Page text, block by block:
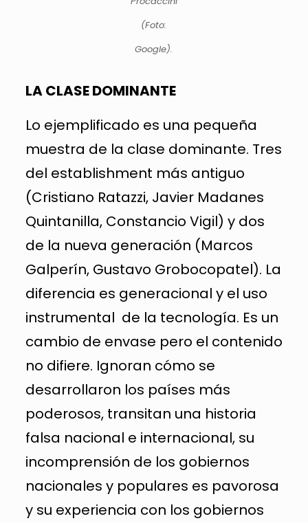
(Foto:
Google).
LA CLASE DOMINANTE
Lo ejemplificado es una pequeña
muestra de la clase dominante. Tres
del establishment más antiguo
(Cristiano Ratazzi, Javier Madanes
Quintanilla, Constancio Vigil) y dos
de la nueva generación (Marcos
Galperín, Gustavo Grobocopatel). La
diferencia es generacional y el uso
instrumental de la tecnología. Es un
cambio de envase pero el contenido
no difiere. Ignoran cómo se
desarrollaron los países más
poderosos, transitan una historia
falsa nacional e internacional, su
incomprensión de los gobiernos
nacionales y populares es pavorosa
y su experiencia con los gobiernos